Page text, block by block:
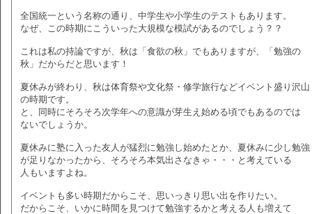
全国統一という名称の通り、中学生や小学生のテストもあります。
なぜ、この時期にこういった大規模な模試があるのでしょう？？
これは私の持論ですが、秋は「食欲の秋」でもありますが、「勉強の
秋」だからだと思います！
夏休みが終わり、秋は体育祭や文化祭・修学旅行などイベント盛り沢山
の時期です。
と、同時にそろそろ次学年への意識が芽生え始める頃でもあるのでは
ないでしょうか。
夏休みに塾に入った友人が猛烈に勉強し始めたとか、夏休みに少し勉強
が足りなかったから、そろそろ本気出さなきゃ・・・と考えている
人もいますよね。
イベントも多い時期だからこそ、思いっきり思い出を作りたい。
だからこそ、いかに時間を見つけて勉強するかと考える人も増えて